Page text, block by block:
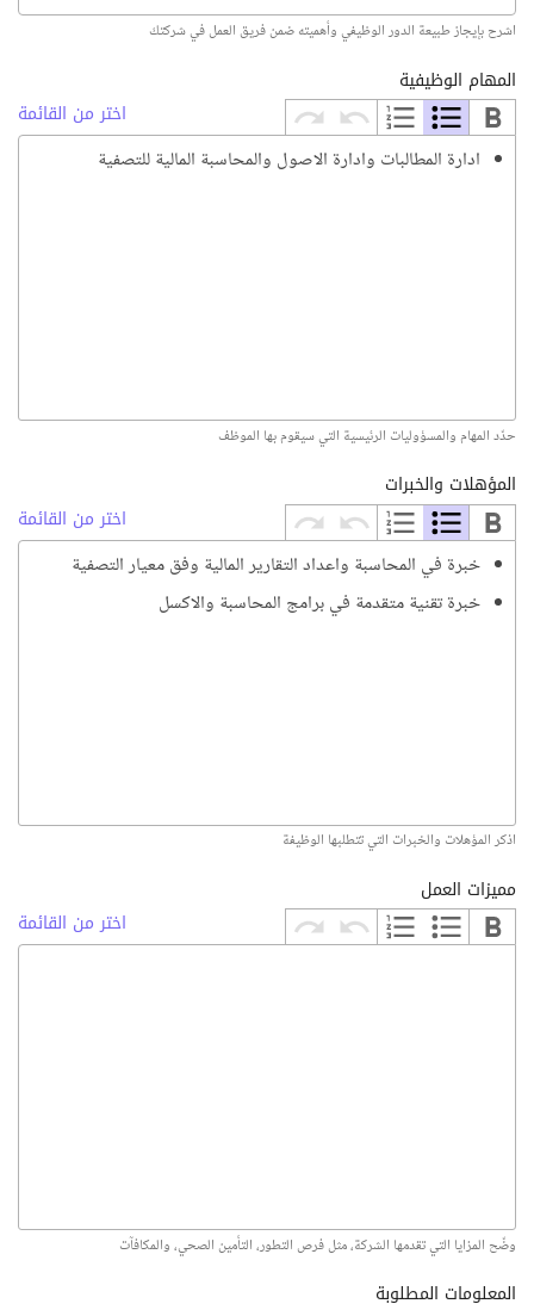
اشرح بإيجاز طبيعة الدور الوظيفي وأهميته ضمن فريق العمل في شركتك
المهام الوظيفية
اختر من القائمة
ادارة المطالبات وادارة الاصول والمحاسبة المالية للتصفية
حدّد المهام والمسؤوليات الرئيسية التي سيقوم بها الموظف
المؤهلات والخبرات
اختر من القائمة
خبرة في المحاسبة واعداد التقارير المالية وفق معيار التصفية
خبرة تقنية متقدمة في برامج المحاسبة والاكسل
اذكر المؤهلات والخبرات التي تتطلبها الوظيفة
مميزات العمل
اختر من القائمة
وضّح المزايا التي تقدمها الشركة، مثل فرص التطور، التأمين الصحي، والمكافآت
المعلومات المطلوبة